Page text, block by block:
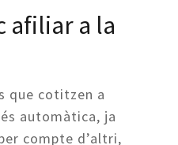
afiliar a la
que cotitzen a
automàtica, ja
compte d’altri,